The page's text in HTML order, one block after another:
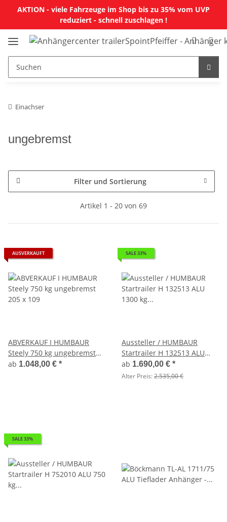
AKTION - viele Fahrzeuge im Shop bis zu 35% vom UVP
reduziert - schnell zuschlagen !
Einachser
ungebremst
Filter und Sortierung
Artikel 1 - 20 von 69
AUSVERKAUFT
ABVERKAUF I HUMBAUR
Steely 750 kg ungebremst
205 x 109
ab 1.048,00 € *
SALE 33%
Aussteller / HUMBAUR
Startrailer H 132513 ALU
1300 kg gebremst 251 x 131
mit Reling und H-Gestell
ab 1.690,00 € *
Alter Preis:2.535,00 €
SALE 33%